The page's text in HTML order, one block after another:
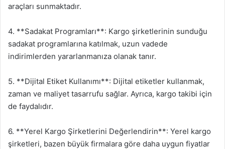
araçları sunmaktadır.
4. **Sadakat Programları**: Kargo şirketlerinin sunduğu
sadakat programlarına katılmak, uzun vadede
indirimlerden yararlanmanıza olanak tanır.
5. **Dijital Etiket Kullanımı**: Dijital etiketler kullanmak,
zaman ve maliyet tasarrufu sağlar. Ayrıca, kargo takibi için
de faydalıdır.
6. **Yerel Kargo Şirketlerini Değerlendirin**: Yerel kargo
şirketleri, bazen büyük firmalara göre daha uygun fiyatlar